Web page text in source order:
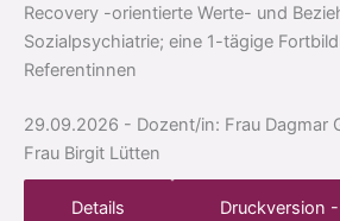
Recovery -orientierte Werte- und
Sozialpsychiatrie; eine 1-tägige
Referentinnen
29.09.2026 - Dozent/in: Frau Dagmar
Frau Birgit Lütten
Details Druckversion -